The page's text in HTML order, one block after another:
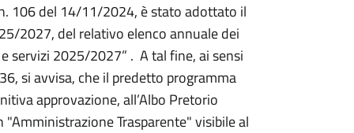
106 del 14/11/2024, è stato adottato il
2027, del relativo elenco annuale dei
servizi 2025/2027” . A tal fine, ai sensi
si avvisa, che il predetto programma
approvazione, all’Albo Pretorio
Trasparente" visibile al